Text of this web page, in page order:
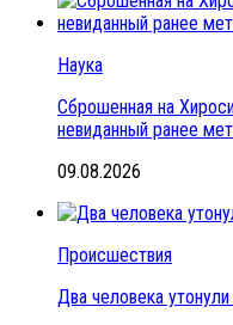
Наука
Сброшенная на
невиданный ранее
09.08.2026
Происшествия
Два человека